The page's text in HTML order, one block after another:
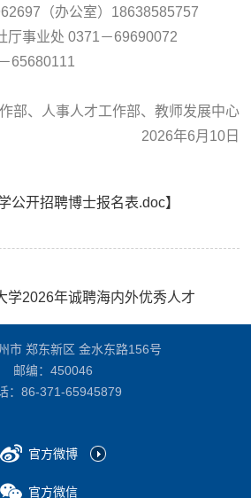
（办公室）18638585757
厅事业处 0371－69690072
65680111
部、人事人才工作部、教师发展中心
2026年6月10日
公开招聘博士报名表.doc】
学2026年诚聘海内外优秀人才
市 郑东新区 金水东路156号
邮编：450046
： 86-371-65945879
官方微博
官方微信